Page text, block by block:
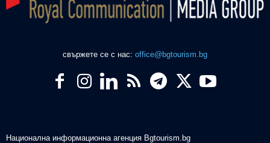
свържете се с нас: office@bgtourism.bg
Национална информационна агенция Bgtourism.bg